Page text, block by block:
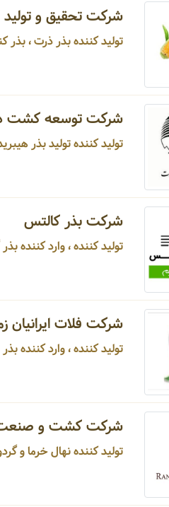
شرکت تحقیق و تولید
تولید کننده بذر ذرت ، بذر کنجد ...
شرکت توسعه کشت
تولید کننده تولید بذر هیبرید ذرت، بذر ذرت دانه ای و بذر ذرت علوفه ای ...
شرکت بذر کالتس
تولید کننده ، وارد کننده بذر گوجه فرنگی ، بذر خیار ، بذر فلفل، بذر بادمجان ، بذر ملون ...
شرکت فلات ایرانیان
تولید کننده ، وارد کننده
شرکت کشت و صنعت
تولید کننده نهال خرما و گردو ...